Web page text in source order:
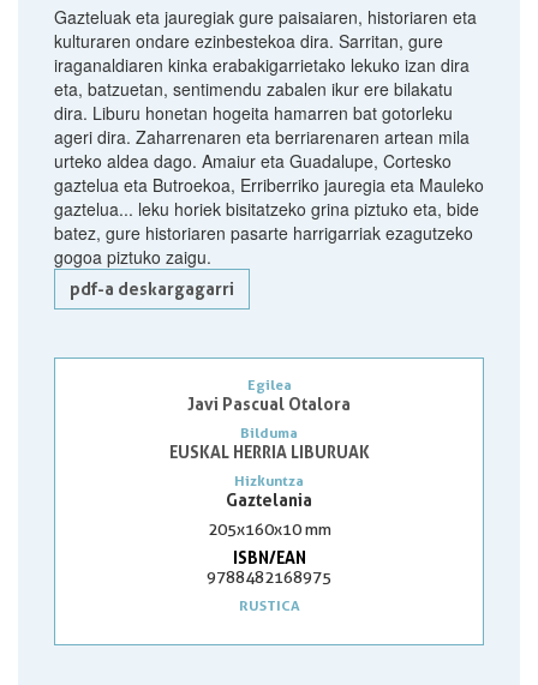
Gazteluak eta jauregiak gure paisaiaren, historiaren eta
kulturaren ondare ezinbestekoa dira. Sarritan, gure
iraganaldiaren kinka erabakigarrietako lekuko izan dira
eta, batzuetan, sentimendu zabalen ikur ere bilakatu
dira. Liburu honetan hogeita hamarren bat gotorleku
ageri dira. Zaharrenaren eta berriarenaren artean mila
urteko aldea dago. Amaiur eta Guadalupe, Cortesko
gaztelua eta Butroekoa, Erriberriko jauregia eta Mauleko
gaztelua... leku horiek bisitatzeko grina piztuko eta, bide
batez, gure historiaren pasarte harrigarriak ezagutzeko
gogoa piztuko zaigu.
pdf-a deskargagarri
Egilea
Javi Pascual Otalora
Bilduma
EUSKAL HERRIA LIBURUAK
Hizkuntza
Gaztelania
205x160x10 mm
ISBN/EAN
9788482168975
RUSTICA